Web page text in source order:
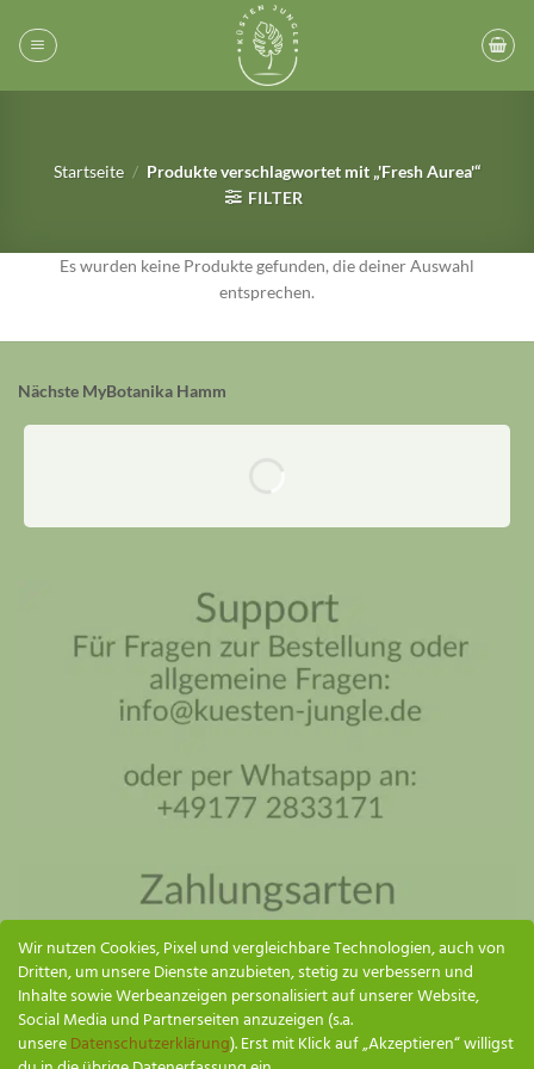
Inhalt
springen
Startseite / Produkte verschlagwortet mit „'Fresh Aurea'“
FILTER
Es wurden keine Produkte gefunden, die deiner Auswahl
entsprechen.
Nächste MyBotanika Hamm
Wir nutzen Cookies, Pixel und vergleichbare Technologien, auch von
Dritten, um unsere Dienste anzubieten, stetig zu verbessern und
Inhalte sowie Werbeanzeigen personalisiert auf unserer Website,
Social Media und Partnerseiten anzuzeigen (s.a.
unsereDatenschutzerklärung). Erst mit Klick auf „Akzeptieren“ willigst
Küsten Jungle Assistent